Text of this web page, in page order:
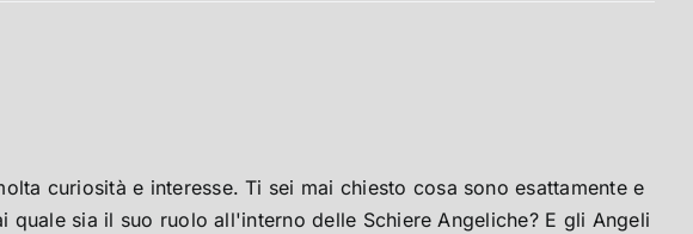
curiosità e interesse. Ti sei mai chiesto cosa sono esattamente e
sia il suo ruolo all'interno delle Schiere Angeliche? E gli Angeli